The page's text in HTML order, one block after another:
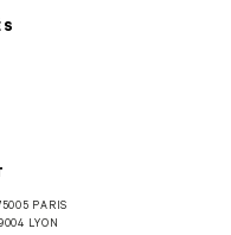
PARIS
LYON